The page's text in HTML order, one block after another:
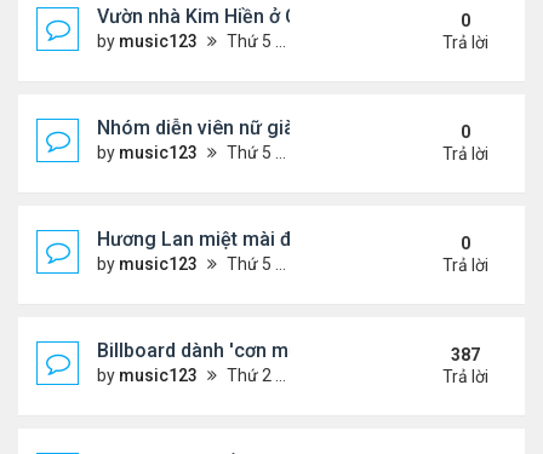
Vườn nhà Kim Hiền ở California
by music123 Thứ 5 Tháng 8 06, 2026 4:39 pm
0
Trả lời
Nhóm diễn viên nữ giàu nhất thế giới
by music123 Thứ 5 Tháng 8 06, 2026 4:32 pm
0
Trả lời
Hương Lan miệt mài đi hát ở tuổi 70
by music123 Thứ 5 Tháng 8 06, 2026 4:22 pm
0
Trả lời
Billboard dành 'cơn mưa' lời khen BTS
by music123 Thứ 2 Tháng 10 19, 2020 11:31 am
387
Trả lời